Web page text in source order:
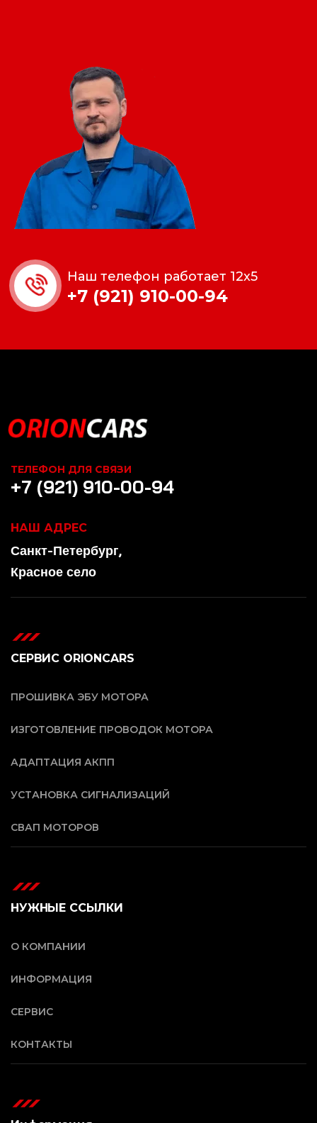
Наш телефон работает 12x5
+7 (921) 910-00-94
ТЕЛЕФОН ДЛЯ СВЯЗИ
+7 (921) 910-00-94
НАШ АДРЕС
Санкт-Петербург,
Красное село
СЕРВИС ORIONCARS
ПРОШИВКА ЭБУ МОТОРА
ИЗГОТОВЛЕНИЕ ПРОВОДОК МОТОРА
АДАПТАЦИЯ АКПП
УСТАНОВКА СИГНАЛИЗАЦИЙ
СВАП МОТОРОВ
НУЖНЫЕ ССЫЛКИ
О КОМПАНИИ
ИНФОРМАЦИЯ
СЕРВИС
КОНТАКТЫ